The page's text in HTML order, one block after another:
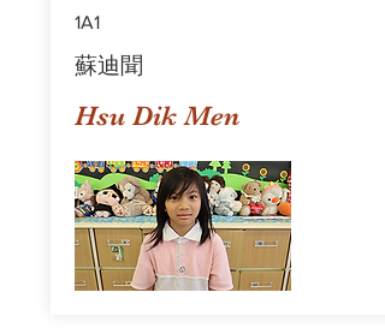
1A1
蘇迪聞
Hsu Dik Men